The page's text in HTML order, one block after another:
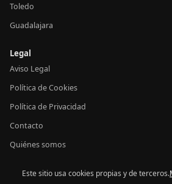
Toledo
Guadalajara
Legal
Aviso Legal
Política de Cookies
Política de Privacidad
Contacto
Quiénes somos
© 2026 24h Castilla-La
Este sitio usa cookies propias y de terceros.